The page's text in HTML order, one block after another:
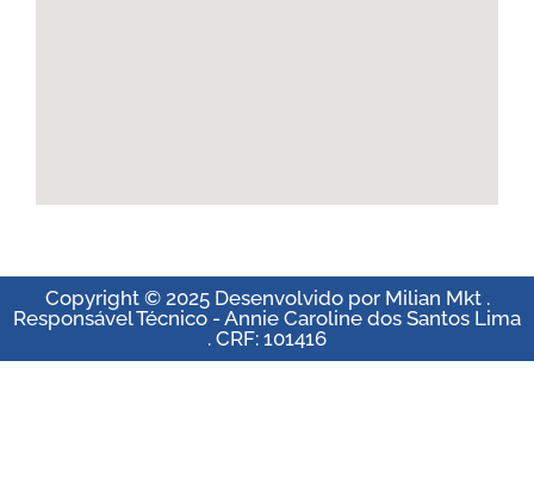
Copyright © 2025 Desenvolvido por Milian Mkt .
Responsável Técnico - Annie Caroline dos Santos Lima
. CRF: 101416